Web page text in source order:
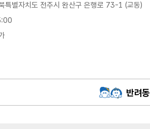
특별자치도 전주시 완산구 은행로 73-1 (교동)
반려